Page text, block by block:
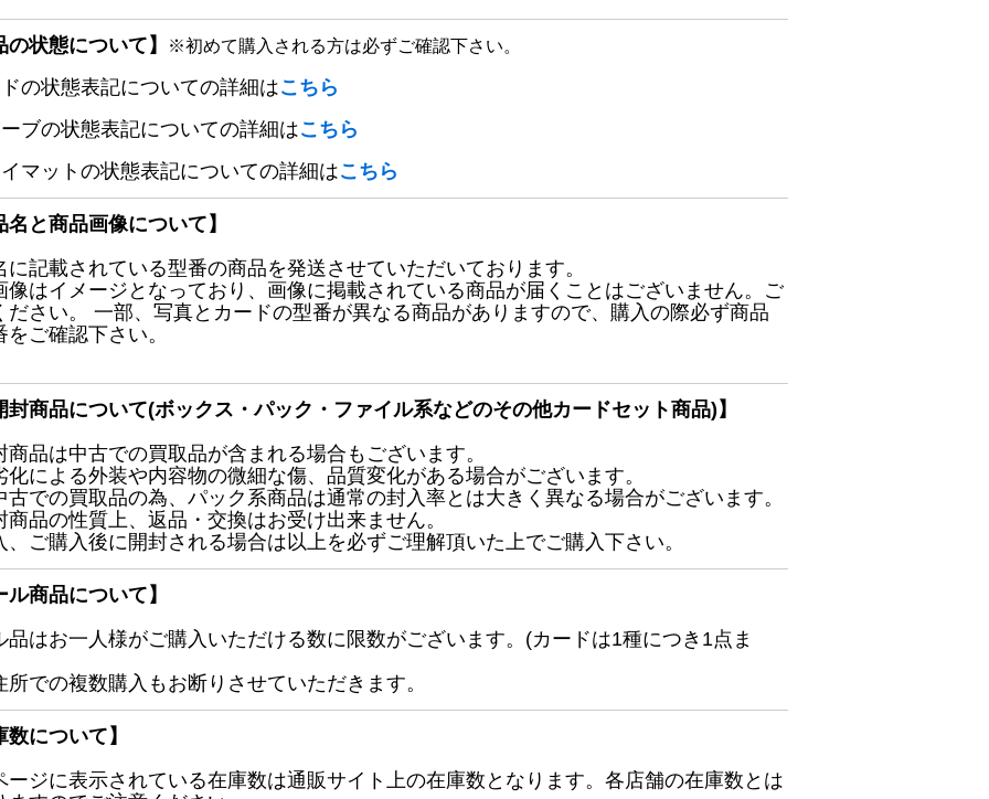
の状態について】 ※初めて購入される方は必ずご確認下さい。
の状態表記についての詳細はこちら
ブの状態表記についての詳細はこちら
マットの状態表記についての詳細はこちら
名と商品画像について】
に記載されている型番の商品を発送させていただいております。
像はイメージとなっており、画像に掲載されている商品が届くことはございません。ご
ださい。 一部、写真とカードの型番が異なる商品がありますので、購入の際必ず商品
をご確認下さい。
封商品について(ボックス・パック・ファイル系などのその他カードセット商品)】
商品は中古での買取品が含まれる場合もございます。
化による外装や内容物の微細な傷、品質変化がある場合がございます。
古での買取品の為、パック系商品は通常の封入率とは大きく異なる場合がございます。
商品の性質上、返品・交換はお受け出来ません。
、ご購入後に開封される場合は以上を必ずご理解頂いた上でご購入下さい。
ル商品について】
品はお一人様がご購入いただける数に限数がございます。(カードは1種につき1点ま
所での複数購入もお断りさせていただきます。
数について】
ージに表示されている在庫数は通販サイト上の在庫数となります。各店舗の在庫数とは